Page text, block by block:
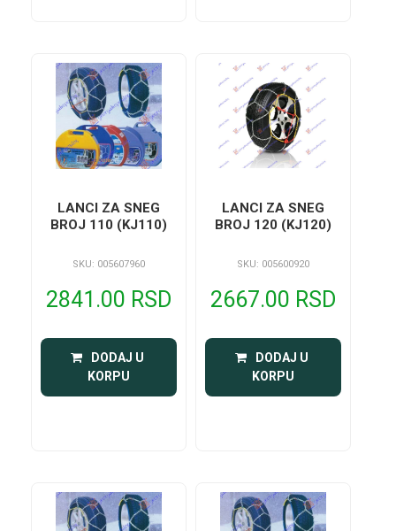
LANCI ZA SNEG
BROJ 110 (KJ110)
SKU: 005607960
2841.00 RSD
DODAJ U
KORPU
LANCI ZA SNEG
BROJ 120 (KJ120)
SKU: 005600920
2667.00 RSD
DODAJ U
KORPU